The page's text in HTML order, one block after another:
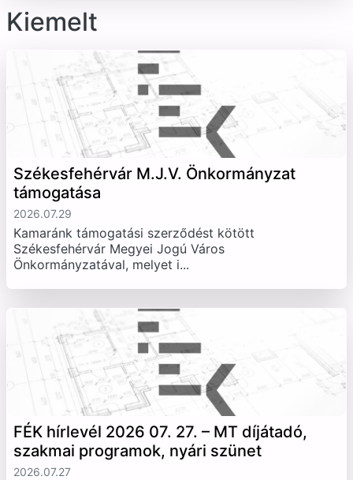
Kiemelt
Székesfehérvár M.J.V. Önkormányzat
támogatása
2026.07.29
Kamaránk támogatási szerződést kötött
Székesfehérvár Megyei Jogú Város
Önkormányzatával, melyet i...
FÉK hírlevél 2026 07. 27. – MT díjátadó,
szakmai programok, nyári szünet
2026.07.27